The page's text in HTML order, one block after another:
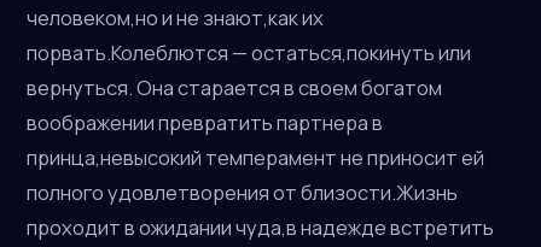
человеком,но и не знают,как их
порвать.Колеблются — остаться,покинуть или
вернуться. Она старается в своем богатом
воображении превратить партнера в
принца,невысокий темперамент не приносит ей
полного удовлетворения от близости.Жизнь
проходит в ожидании чуда,в надежде встретить